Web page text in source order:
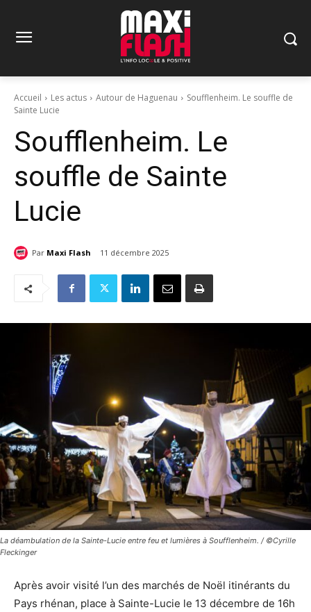
Accueil Les actus Autour de Haguenau
Soufflenheim. Le souffle de
Sainte Lucie
Soufflenheim. Le
souffle de Sainte
Lucie
Par Maxi Flash 11 décembre 2025
La déambulation de la Sainte-Lucie entre feu et lumières à Soufflenheim. / ©Cyrille
Fleckinger
Après avoir visité l’un des marchés de Noël itinérants du
Pays rhénan, place à Sainte-Lucie le 13 décembre de 16h